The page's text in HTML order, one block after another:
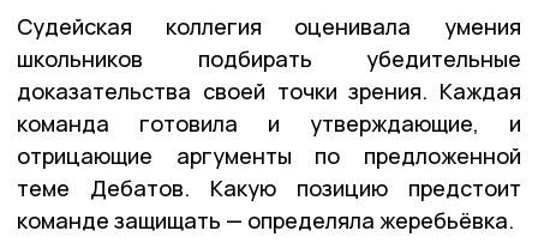
Судейская коллегия оценивала умения
школьников подбирать убедительные
доказательства своей точки зрения. Каждая
команда готовила и утверждающие, и
отрицающие аргументы по предложенной
теме Дебатов. Какую позицию предстоит
команде защищать — определяла жеребьёвка.